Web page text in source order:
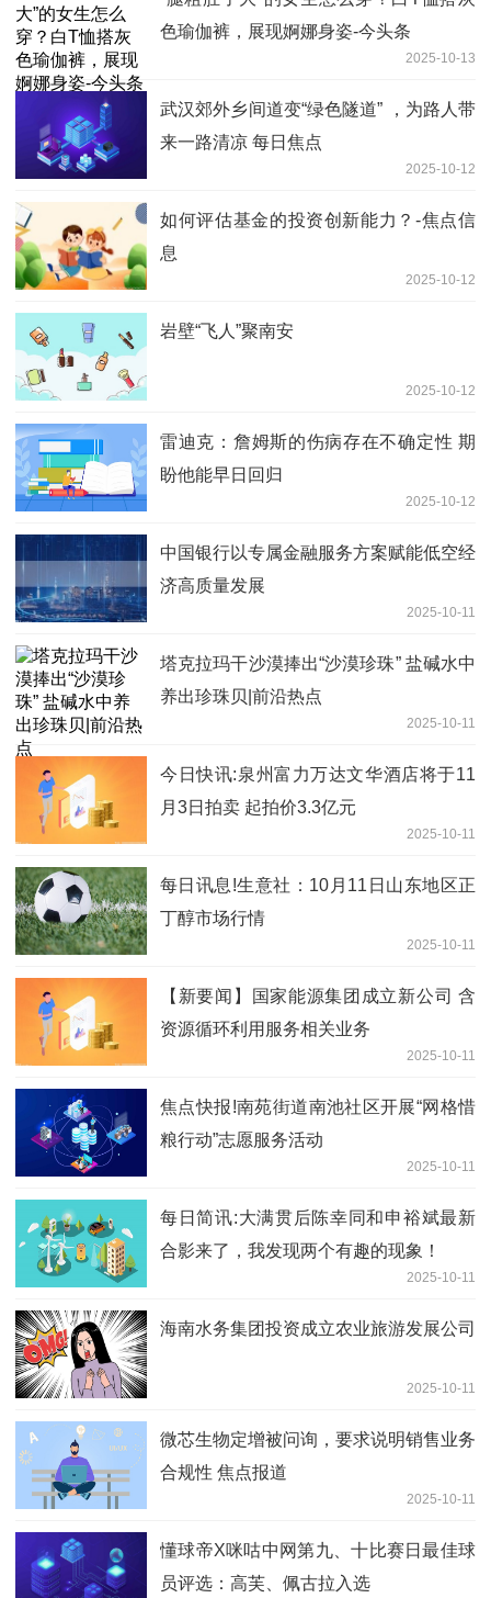
色瑜伽裤，展现婀娜身姿-今头条
2025-10-13
武汉郊外乡间道变“绿色隧道” ，为路人带
来一路清凉 每日焦点
2025-10-12
如何评估基金的投资创新能力？-焦点信
息
2025-10-12
岩壁“飞人”聚南安
2025-10-12
雷迪克：詹姆斯的伤病存在不确定性 期
盼他能早日回归
2025-10-12
中国银行以专属金融服务方案赋能低空经
济高质量发展
2025-10-11
塔克拉玛干沙漠捧出“沙漠珍珠” 盐碱水中
养出珍珠贝|前沿热点
2025-10-11
今日快讯:泉州富力万达文华酒店将于11
月3日拍卖 起拍价3.3亿元
2025-10-11
每日讯息!生意社：10月11日山东地区正
丁醇市场行情
2025-10-11
【新要闻】国家能源集团成立新公司 含
资源循环利用服务相关业务
2025-10-11
焦点快报!南苑街道南池社区开展“网格惜
粮行动”志愿服务活动
2025-10-11
每日简讯:大满贯后陈幸同和申裕斌最新
合影来了，我发现两个有趣的现象！
2025-10-11
海南水务集团投资成立农业旅游发展公司
2025-10-11
微芯生物定增被问询，要求说明销售业务
合规性 焦点报道
2025-10-11
懂球帝X咪咕中网第九、十比赛日最佳球
员评选：高芙、佩古拉入选